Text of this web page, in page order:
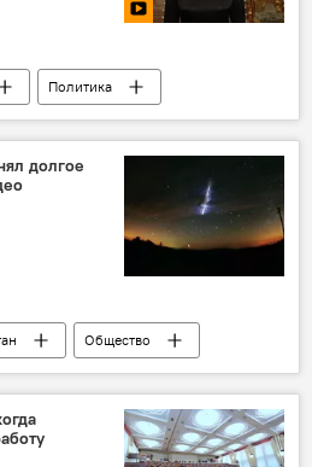
Политика
Россия
долгое
Общество
очевидец